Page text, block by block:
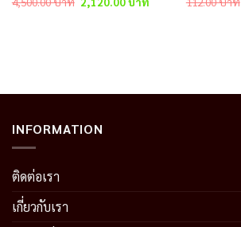
price price
INFORMATION
ติดต่อเรา
เกี่ยวกับเรา